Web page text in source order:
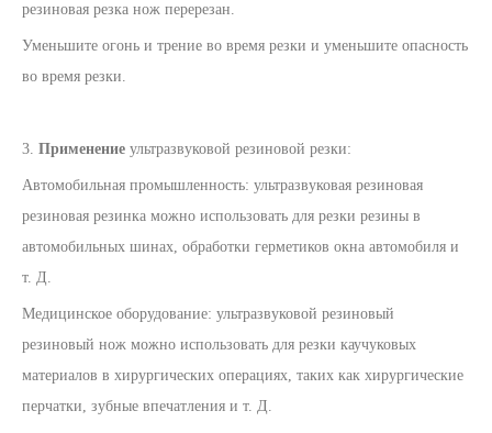
резиновая резка нож перерезан.
Уменьшите огонь и трение во время резки и уменьшите опасность
во время резки.
3. Применение ультразвуковой резиновой резки:
Автомобильная промышленность: ультразвуковая резиновая
резиновая резинка можно использовать для резки резины в
автомобильных шинах, обработки герметиков окна автомобиля и
т. Д.
Медицинское оборудование: ультразвуковой резиновый
резиновый нож можно использовать для резки каучуковых
материалов в хирургических операциях, таких как хирургические
перчатки, зубные впечатления и т. Д.